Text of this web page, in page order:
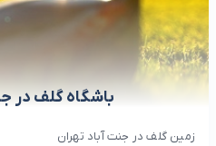
باشگاه گلف در
زمین گلف در جنت آباد تهران